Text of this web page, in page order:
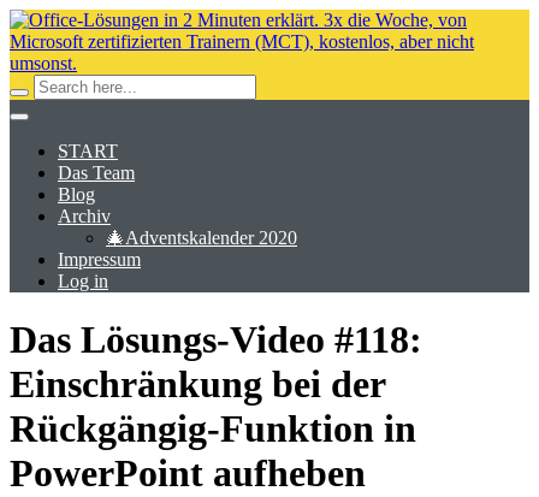
START
Das Team
Blog
Archiv
🎄Adventskalender 2020
Impressum
Log in
Das Lösungs-Video #118:
Einschränkung bei der
Rückgängig-Funktion in
PowerPoint aufheben